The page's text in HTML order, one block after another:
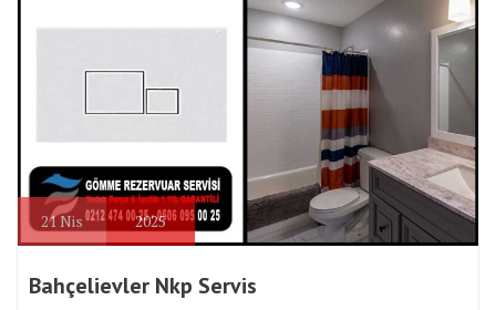
21Nis 2025
Bahçelievler Nkp Servis